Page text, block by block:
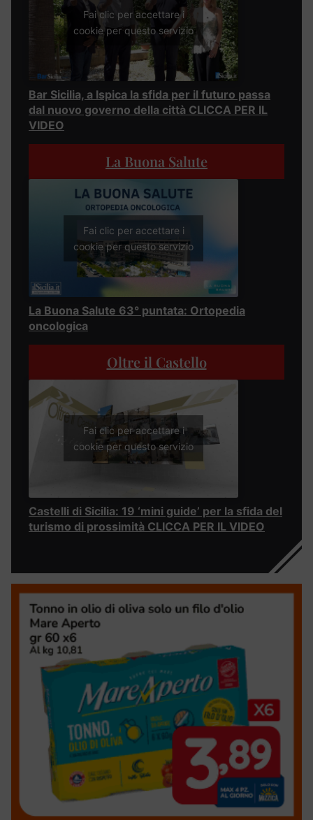
Fai clic per accettare i
cookie per questo servizio
Bar Sicilia, a Ispica la sfida per il futuro passa
dal nuovo governo della città CLICCA PER IL
VIDEO
La Buona Salute
Fai clic per accettare i
cookie per questo servizio
La Buona Salute 63° puntata: Ortopedia
oncologica
Oltre il Castello
Fai clic per accettare i
cookie per questo servizio
Castelli di Sicilia: 19 ‘mini guide’ per la sfida del
turismo di prossimità CLICCA PER IL VIDEO